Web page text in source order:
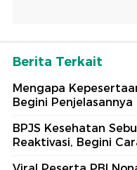
Berita Terkait
Mengapa
Begini Penjelasannya
BPJS Kesehatan
Reaktivasi, Begini